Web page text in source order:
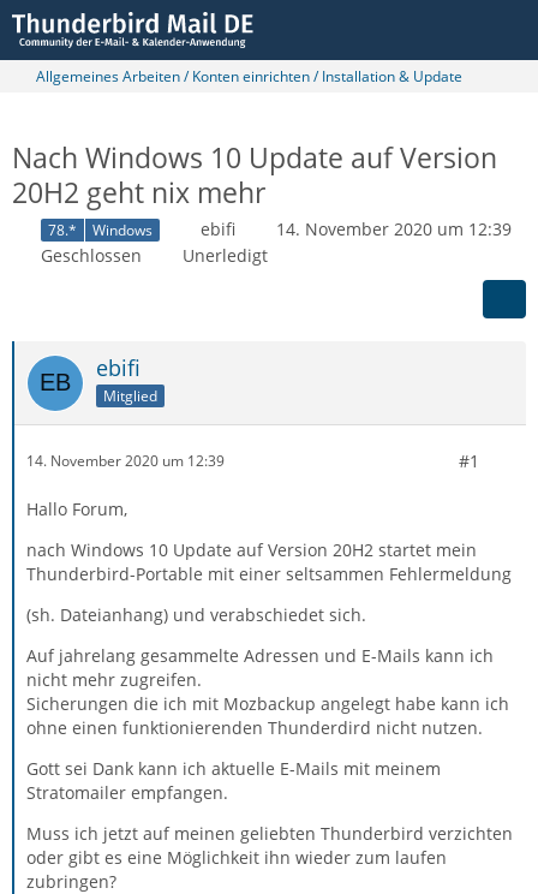
Allgemeines Arbeiten / Konten einrichten / Installation & Update
Nach Windows 10 Update auf Version
20H2 geht nix mehr
78.* Windows ebifi
14. November 2020 um 12:39
Geschlossen
Unerledigt
ebifi
Mitglied
14. November 2020 um 12:39 #1
Hallo Forum,
nach Windows 10 Update auf Version 20H2 startet mein
Thunderbird-Portable mit einer seltsammen Fehlermeldung
(sh. Dateianhang) und verabschiedet sich.
Auf jahrelang gesammelte Adressen und E-Mails kann ich
nicht mehr zugreifen.
Sicherungen die ich mit Mozbackup angelegt habe kann ich
ohne einen funktionierenden Thunderdird nicht nutzen.
Gott sei Dank kann ich aktuelle E-Mails mit meinem
Stratomailer empfangen.
Muss ich jetzt auf meinen geliebten Thunderbird verzichten
oder gibt es eine Möglichkeit ihn wieder zum laufen
zubringen?